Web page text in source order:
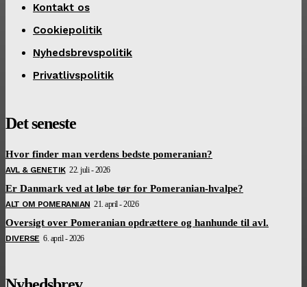
Kontakt os
Cookiepolitik
Nyhedsbrevspolitik
Privatlivspolitik
Det seneste
Hvor finder man verdens bedste pomeranian?
AVL & GENETIK 22. juli - 2026
Er Danmark ved at løbe tør for Pomeranian-hvalpe?
ALT OM POMERANIAN 21. april - 2026
Oversigt over Pomeranian opdrættere og hanhunde til avl.
DIVERSE 6. april - 2026